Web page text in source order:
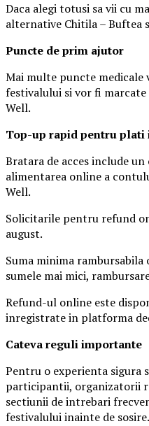
Daca alegi totusi sa vii cu
alternative Chitila – Buftea
Puncte de prim ajutor
Mai multe puncte
festivalului si vor fi
Well.
Top-up rapid pentru plati
Bratara de acces include
alimentarea online a
Well.
Solicitarile pentru refund
august.
Suma minima
sumele mai mici,
Refund-ul online este
inregistrate in platforma
Cateva reguli importante
Pentru o experienta
participantii, organizatorii
sectiunii de intrebari
festivalului inainte de sosire.